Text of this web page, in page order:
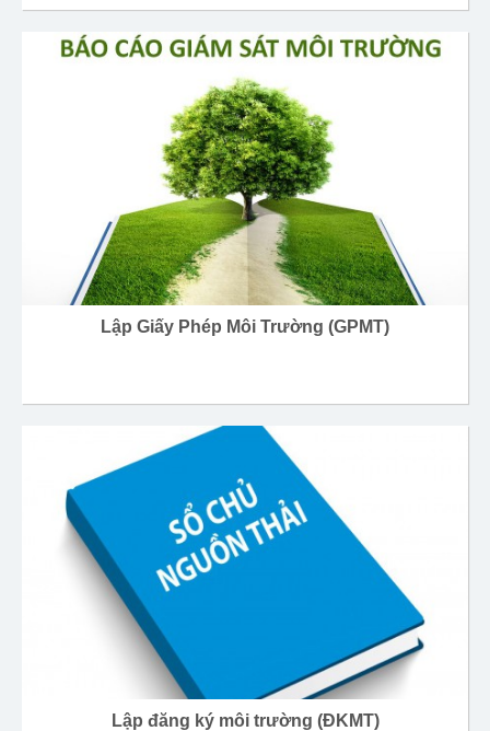
Lập Giấy Phép Môi Trường (GPMT)
Lập đăng ký môi trường (ĐKMT)